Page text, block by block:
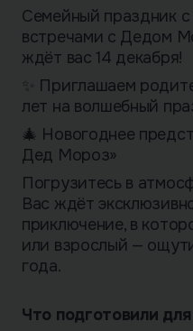
Семейный праздник
встречами с Дедом
ждёт вас 14 декабря!
✨ Приглашаем
лет на волшебный
🎄 Новогоднее
Дед Мороз»
Погрузитесь в
Вас ждёт
приключение, в
или взрослый —
года.
Что подготовили